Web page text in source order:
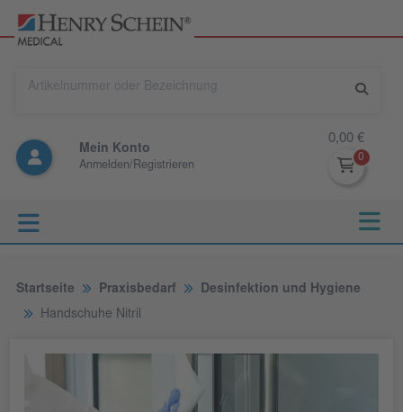
Mein Konto
Anmelden/Registrieren
0,00 €
Startseite Praxisbedarf
Desinfektion und Hygiene
Handschuhe Nitril